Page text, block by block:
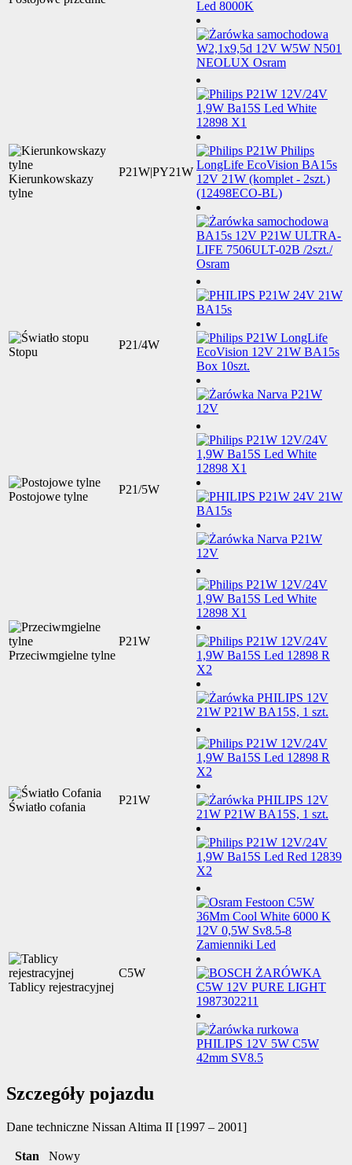
Kierunkowskazy
tylne
P21W|PY21W
Stopu
P21/4W
Postojowe tylne
P21/5W
Przeciwmgielne tylne
P21W
Światło cofania
P21W
Tablicy rejestracyjnej
C5W
Szczegóły pojazdu
Dane techniczne Nissan Altima II [1997 – 2001]
Stan
Nowy